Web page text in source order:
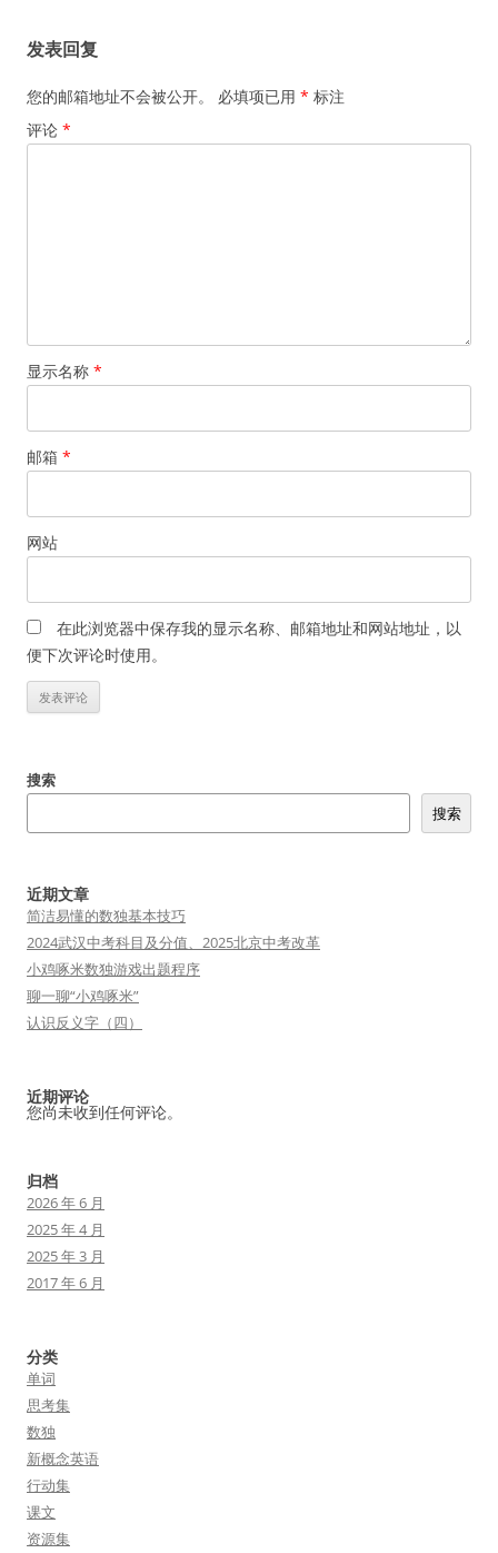
航
发表回复
您的邮箱地址不会被公开。 必填项已用 * 标注
评论 *
显示名称 *
邮箱 *
网站
在此浏览器中保存我的显示名称、邮箱地址和网站地址，以
便下次评论时使用。
搜索
搜索
近期文章
简洁易懂的数独基本技巧
2024武汉中考科目及分值、2025北京中考改革
小鸡啄米数独游戏出题程序
聊一聊“小鸡啄米”
认识反义字（四）
近期评论
您尚未收到任何评论。
归档
2026 年 6 月
2025 年 4 月
2025 年 3 月
2017 年 6 月
分类
单词
思考集
数独
新概念英语
行动集
课文
资源集